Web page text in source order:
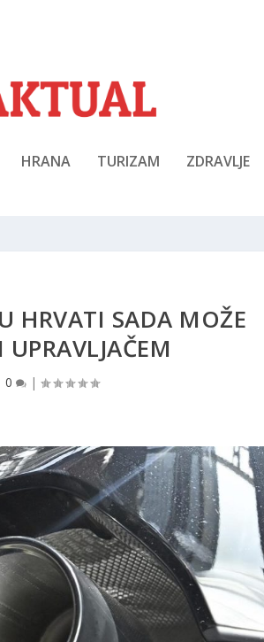
HRANA TURIZAM ZDRAVLJE
HRVATI SADA MOŽE
0 |